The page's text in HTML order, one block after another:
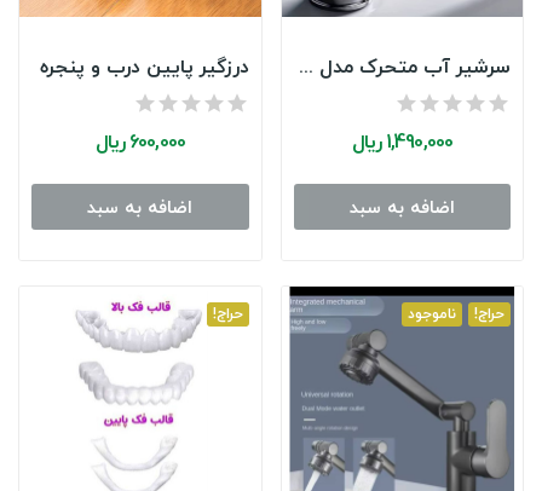
See Details
سرشیر آب متحرک مدل بازویی
1,490,000 ریال
اضافه به سبد
درزگیر پایین درب و پنجره
600,000 ریال
اضافه به سبد
حراج! ناموجود حراج!